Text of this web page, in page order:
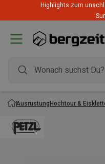
Highlights zum
AusrüstungHochtour &